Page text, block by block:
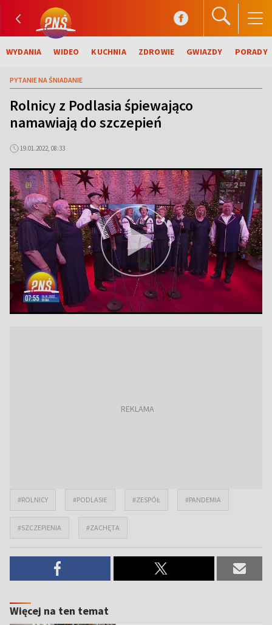
WYDANIA WIDEO KUCHNIA ZDROWIE GWIAZDY PORADY
PYTANIE NA ŚNIADANIE
Rolnicy z Podlasia śpiewająco
namawiają do szczepień
19.01.2022, 08:33
#ROLNICY #PODLASIE #ZESPÓŁ #PANDEMIA
#SZCZEPIENIA #ZACHĘTA
Więcej na ten temat